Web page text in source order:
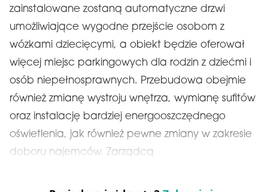
zainstalowane zostaną automatyczne drzwi
umożliwiające wygodne przejście osobom z
wózkami dziecięcymi, a obiekt będzie oferował
więcej miejsc parkingowych dla rodzin z dziećmi i
osób niepełnosprawnych. Przebudowa obejmie
również zmianę wystroju wnętrza, wymianę sufitów
oraz instalację bardziej energooszczędnego
oświetlenia, jak również pewne zmiany w zakresie
doboru najemców. Zarządcą